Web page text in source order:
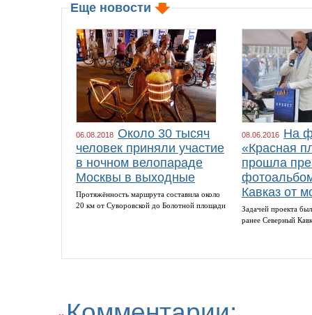
Еще новости
06.08.2018 Около 30 тысяч
человек приняли участие
в ночном велопараде
Москвы в выходные
Протяжённость маршрута составила около
20 км от Суворовской до Болотной площади
08.06.2016 На
«Красная
прошла
Кавказ от
Задачей проекта
ранее Северный